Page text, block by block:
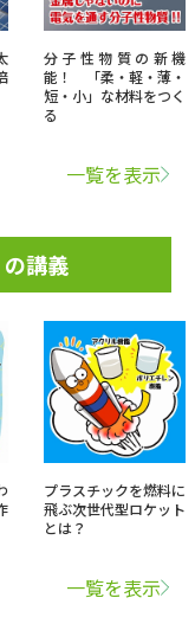
分子性物質の新機
能！ 「柔・軽・薄・
短・小」な材料をつく
る
一覧を表示
講義
プラスチックを燃料に
飛ぶ次世代型ロケット
とは？
一覧を表示